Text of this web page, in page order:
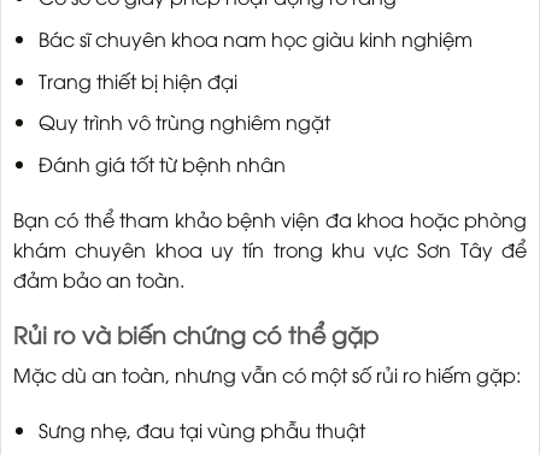
Bác sĩ chuyên khoa nam học giàu kinh nghiệm
Trang thiết bị hiện đại
Quy trình vô trùng nghiêm ngặt
Đánh giá tốt từ bệnh nhân
Bạn có thể tham khảo bệnh viện đa khoa hoặc phòng
khám chuyên khoa uy tín trong khu vực Sơn Tây để
đảm bảo an toàn.
Rủi ro và biến chứng có thể gặp
Mặc dù an toàn, nhưng vẫn có một số rủi ro hiếm gặp:
Sưng nhẹ, đau tại vùng phẫu thuật